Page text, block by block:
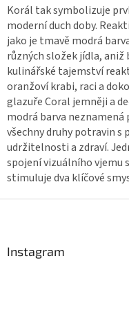
Korál tak symbolizuje
moderní duch doby.
jako je tmavě modrá
různých složek jídla, aniž
kulinářské tajemství
oranžoví krabi, raci a
glazuře Coral jemněji a
modrá barva neznamená
všechny druhy potravin s
udržitelnosti a zdraví.
spojení vizuálního vjemu
stimuluje dva klíčové
Instagram